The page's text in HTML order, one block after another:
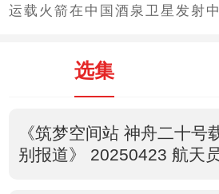
运载火箭在中国酒泉卫星发射
选集
《筑梦空间站 神舟二十号
别报道》 20250423 航天